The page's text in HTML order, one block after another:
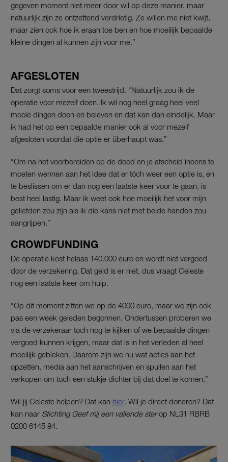
gegeven moment niet meer door wil op deze manier, maar
natuurlijk zijn ze ontzettend verdrietig. Ze willen me niet kwijt,
maar zien ook hoe ik eraan toe ben en hoe moeilijk bepaalde
kleine dingen al kunnen zijn voor me.”
AFGESLOTEN
Dat zorgt soms voor een tweestrijd. “Natuurlijk zou ik de
operatie voor mezelf doen. Ik wil nog heel graag heel veel
mooie dingen doen en beleven en dat kan dan eindelijk. Maar
ik had het op een bepaalde manier ook al voor mezelf
afgesloten voordat die optie er überhaupt was.”
“Om na het voorbereiden op de dood en je afscheid ineens te
moeten wennen aan het idee dat er tóch weer een optie is, en
te beslissen om er dan nog een laatste keer voor te gaan, is
best heel lastig. Maar ik weet ook hoe moeilijk het voor mijn
geliefden zou zijn als ik die kans niet met beide handen zou
aangrijpen.”
CROWDFUNDING
De operatie kost helaas 140.000 euro en wordt niet vergoed
door de verzekering. Dat geld is er niet, dus vraagt Celeste
nog een laatste keer om hulp.
“Op dit moment zitten we op de 4000 euro, maar we zijn ook
pas een week geleden begonnen. Ondertussen proberen we
via de verzekeraar toch nog te kijken of we bepaalde dingen
vergoed kunnen krijgen, maar dat is in het verleden al heel
moeilijk gebleken. Daarom zijn we nu wat acties aan het
opzetten, media aan het aanschrijven en spullen aan het
verkopen om toch een stukje dichter bij dat doel te komen.”
Wil jij Celeste helpen? Dat kan hier. Wil je direct doneren? Dat
kan naar Stichting Geef mij een vallende sterop NL31 RBRB
0200 6145 84.